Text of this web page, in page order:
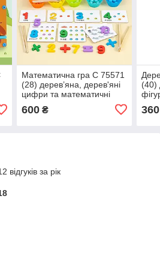
Математична гра C 75571
(28) дерев’яна, дерев'яні
цифри та математичні
ложечка
600₴
(40)
360
за рік